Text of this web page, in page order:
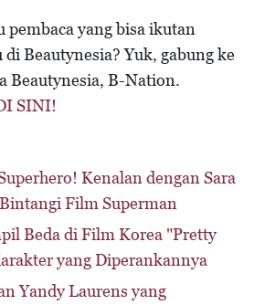
pembaca yang bisa ikutan
di Beautynesia? Yuk, gabung ke
Beautynesia, B-Nation.
SINI!
Kenalan dengan Sara
Film Superman
Beda di Film Korea "Pretty
yang Diperankannya
Yandy Laurens yang